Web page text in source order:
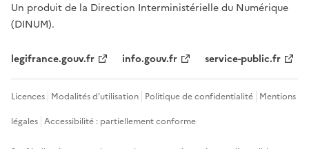
Un produit de la Direction Interministérielle du Numérique
(DINUM).
legifrance.gouv.fr info.gouv.fr service-public.fr
Licences Modalités d'utilisation Politique de confidentialité Mentions
légales Accessibilité : partiellement conforme